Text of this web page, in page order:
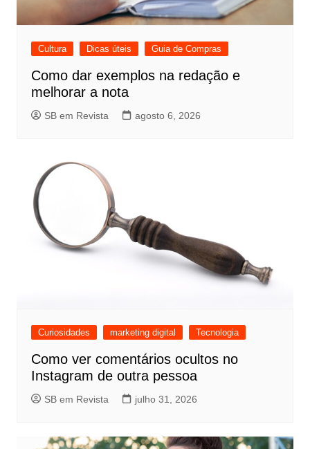
Cultura Dicas úteis Guia de Compras
Como dar exemplos na redação e
melhorar a nota
SB em Revista agosto 6, 2026
Curiosidades marketing digital Tecnologia
Como ver comentários ocultos no
Instagram de outra pessoa
SB em Revista julho 31, 2026